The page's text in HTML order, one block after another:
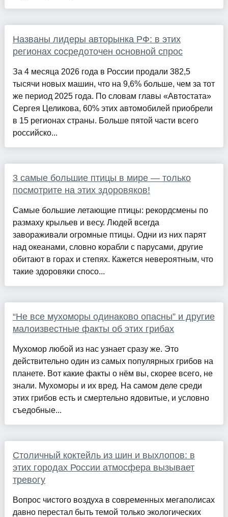
Названы лидеры авторынка РФ: в этих
регионах сосредоточен основной спрос
За 4 месяца 2026 года в России продали 382,5
тысячи новых машин, что на 9,6% больше, чем за тот
же период 2025 года. По словам главы «Автостата»
Сергея Целикова, 60% этих автомобилей приобрели
в 15 регионах страны. Больше пятой части всего
российско...
3 самые большие птицы в мире — только
посмотрите на этих здоровяков!
Самые большие летающие птицы: рекордсмены по
размаху крыльев и весу. Людей всегда
завораживали огромные птицы. Одни из них парят
над океанами, словно корабли с парусами, другие
обитают в горах и степях. Кажется невероятным, что
такие здоровяки спосо...
“Не все мухоморы одинаково опасны” и другие
малоизвестные факты об этих грибах
Мухомор любой из нас узнает сразу же. Это
действительно один из самых популярных грибов на
планете. Вот какие факты о нём вы, скорее всего, не
знали. Мухоморы и их вред. На самом деле среди
этих грибов есть и смертельно ядовитые, и условно
съедобные...
Столичный коктейль из шин и выхлопов: в
этих городах России атмосфера вызывает
тревогу
Вопрос чистого воздуха в современных мегаполисах
давно перестал быть темой только экологических